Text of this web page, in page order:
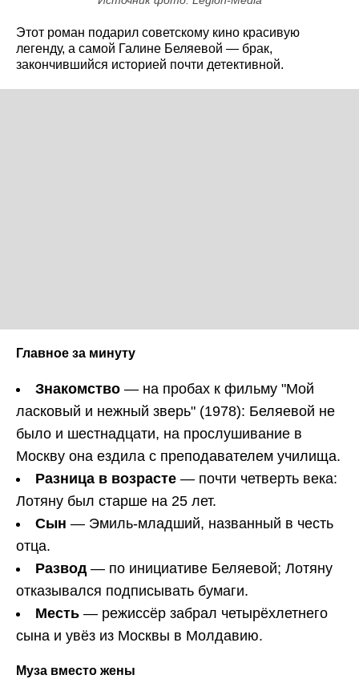
Этот роман подарил советскому кино красивую
легенду, а самой Галине Беляевой — брак,
закончившийся историей почти детективной.
Главное за минуту
Знакомство — на пробах к фильму "Мой
ласковый и нежный зверь" (1978): Беляевой не
было и шестнадцати, на прослушивание в
Москву она ездила с преподавателем училища.
Разница в возрасте — почти четверть века:
Лотяну был старше на 25 лет.
Сын — Эмиль-младший, названный в честь
отца.
Развод— по инициативе Беляевой; Лотяну
отказывался подписывать бумаги.
Месть — режиссёр забрал четырёхлетнего
сына и увёз из Москвы в Молдавию.
Муза вместо жены